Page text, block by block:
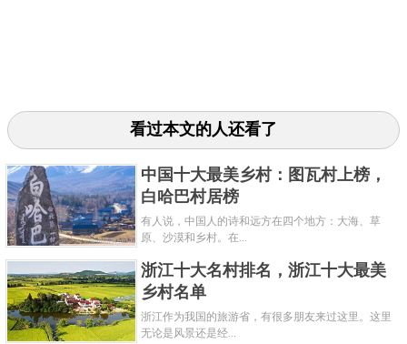
看过本文的人还看了
中国十大最美乡村：图瓦村上榜，
白哈巴村居榜
有人说，中国人的诗和远方在四个地方：大海、草
原、沙漠和乡村。在...
浙江十大名村排名，浙江十大最美
乡村名单
浙江作为我国的旅游省，有很多朋友来过这里。这里
无论是风景还是经...